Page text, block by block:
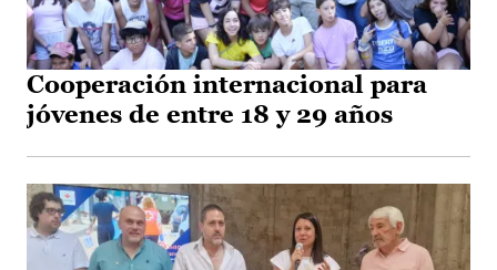
Cooperación internacional para
jóvenes de entre 18 y 29 años